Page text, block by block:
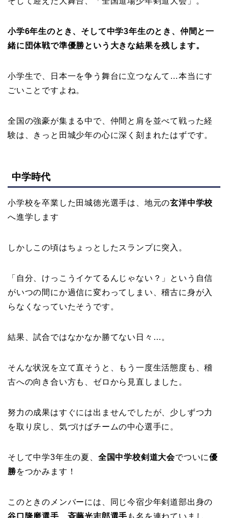
小学6年生のとき、そして中学3年生のとき、仲間と一
緒に団体戦で準優勝という大きな結果を残します。
小学生で、日本一を争う舞台に立つなんて…本当にす
ごいことですよね。
全国の強豪が集まる中で、仲間と肩を並べて戦った経
験は、きっと田城少年の心に深く刻まれたはずです。
中学時代
小学校を卒業した田城徳光選手は、地元の玄洋中学校
へ進学します
しかしこの頃はちょっとしたスランプに突入。
「自分、けっこうイケてるんじゃない？」という自信
がいつの間にか過信に変わってしまい、稽古に身が入
らなくなっていたそうです。
結果、試合ではなかなか勝てない日々…。
そんな状況を立て直そうと、もう一度生活態度も、稽
古への向き合い方も、ゼロから見直しました。
努力の成果はすぐには出ませんでしたが、少しずつ力
を取り戻し、気づけばチームの中心選手に。
そして中学3年生の夏、 全国中学校剣道大会でついに優
勝をつかみます！
このときのメンバーには、同じ今宿少年剣道部出身の
谷口隆磨選手 、斉藤光志郎選手 も名を連ねていまし